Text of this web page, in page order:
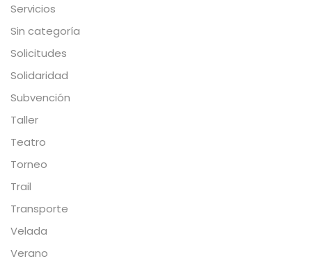
Servicios
Sin categoría
Solicitudes
Solidaridad
Subvención
Taller
Teatro
Torneo
Trail
Transporte
Velada
Verano